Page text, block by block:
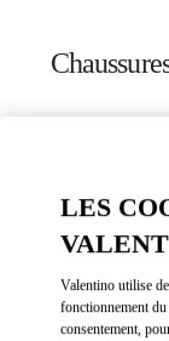
LES
Valentino utilise
fonctionnement du
consentement,